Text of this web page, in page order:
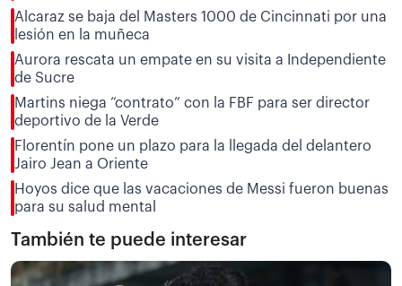
Alcaraz se baja del Masters 1000 de Cincinnati por una
lesión en la muñeca
Aurora rescata un empate en su visita a Independiente
de Sucre
Martins niega “contrato” con la FBF para ser director
deportivo de la Verde
Florentín pone un plazo para la llegada del delantero
Jairo Jean a Oriente
Hoyos dice que las vacaciones de Messi fueron buenas
para su salud mental
También te puede interesar